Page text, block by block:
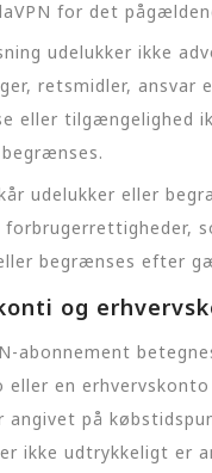
for det
udelukker ikke
retsmidler, ansvar
eller tilgængelighed
udelukker eller
begrænses efter
og
abonnement
eller en
angivet på
ikke udtrykkeligt er